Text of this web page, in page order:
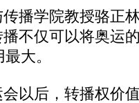
学院教授骆正
不仅可以将奥运
大。
后，转播权价